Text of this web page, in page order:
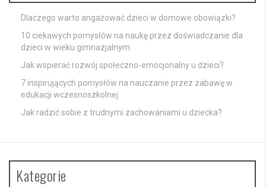
Dlaczego warto angażować dzieci w domowe obowiązki?
10 ciekawych pomysłów na naukę przez doświadczanie dla
dzieci w wieku gimnazjalnym
Jak wspierać rozwój społeczno-emocjonalny u dzieci?
7 inspirujących pomysłów na nauczanie przez zabawę w
edukacji wczesnoszkolnej
Jak radzić sobie z trudnymi zachowaniami u dziecka?
Kategorie